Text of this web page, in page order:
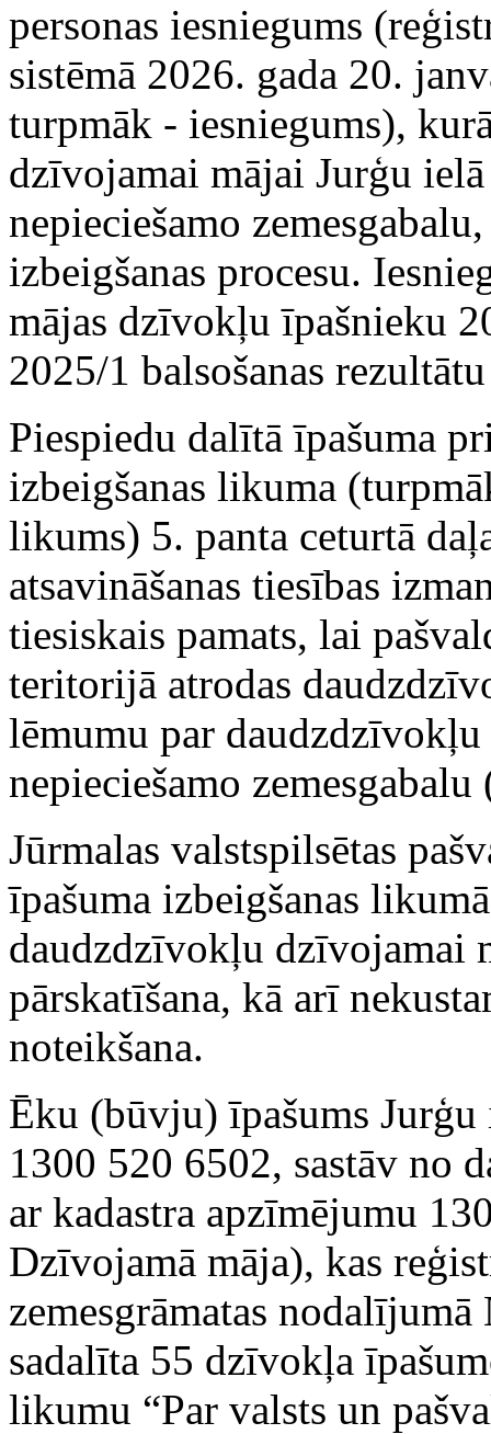
personas iesniegums
sistēmā 2026. gada 20.
turpmāk - iesniegums),
dzīvojamai mājai Jurģu
nepieciešamo
izbeigšanas procesu.
mājas dzīvokļu īpašnieku
2025/1 balsošanas
Piespiedu dalītā īpašuma
izbeigšanas likuma
likums) 5. panta ceturtā
atsavināšanas tiesības
tiesiskais pamats, lai
teritorijā atrodas
lēmumu par
nepieciešamo
Jūrmalas valstspilsētas
īpašuma izbeigšanas
daudzdzīvokļu dzīvojamai
pārskatīšana, kā arī
noteikšana.
Ēku (būvju) īpašums Jurģu
1300 520 6502, sastāv no
ar kadastra apzīmējumu
Dzīvojamā māja), kas
zemesgrāmatas
sadalīta 55 dzīvokļa
likumu “Par valsts un